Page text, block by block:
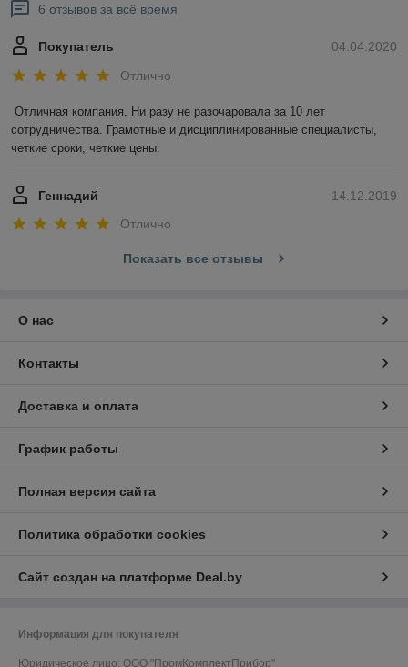
6 отзывов за всё время
04.04.2020
Покупатель
Отлично
Отличная компания. Ни разу не разочаровала за 10 лет
сотрудничества. Грамотные и дисциплинированные специалисты,
четкие сроки, четкие цены.
14.12.2019
Геннадий
Отлично
Показать все отзывы
О нас
Контакты
Доставка и оплата
График работы
Полная версия сайта
Политика обработки cookies
Сайт создан на платформе Deal.by
Информация для покупателя
Юридическое лицо: ООО "ПромКомплектПрибор"